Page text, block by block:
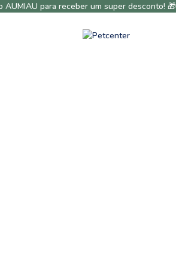
para receber um super desconto! 🎁